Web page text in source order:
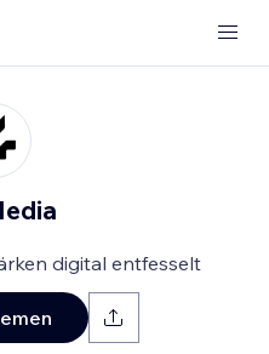
digital entfesselt